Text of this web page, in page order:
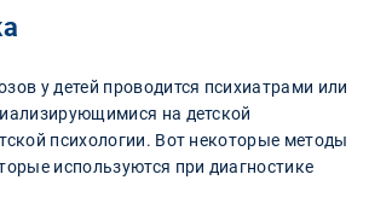
у детей проводится психиатрами или
на детской
психологии. Вот некоторые методы
используются при диагностике